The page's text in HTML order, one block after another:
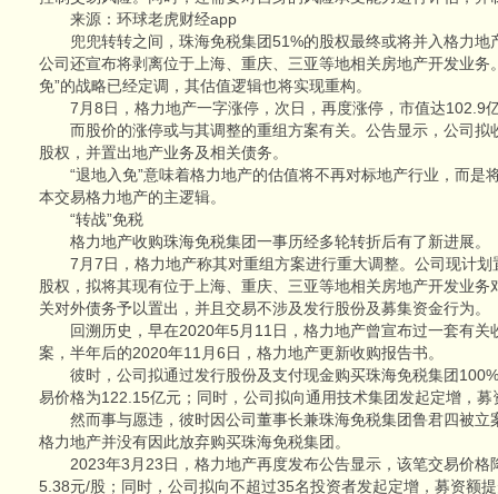
来源：环球老虎财经app
兜兜转转之间，珠海免税集团51%的股权最终或将并入格力地
公司还宣布将剥离位于上海、重庆、三亚等地相关房地产开发业务
免”的战略已经定调，其估值逻辑也将实现重构。
7月8日，格力地产一字涨停，次日，再度涨停，市值达102.9
而股价的涨停或与其调整的重组方案有关。公告显示，公司拟
股权，并置出地产业务及相关债务。
“退地入免”意味着格力地产的估值将不再对标地产行业，而是
本交易格力地产的主逻辑。
“转战”免税
格力地产收购珠海免税集团一事历经多轮转折后有了新进展。
7月7日，格力地产称其对重组方案进行重大调整。公司现计划
股权，拟将其现有位于上海、重庆、三亚等地相关房地产开发业
关对外债务予以置出，并且交易不涉及发行股份及募集资金行为。
回溯历史，早在2020年5月11日，格力地产曾宣布过一套有关
案，半年后的2020年11月6日，格力地产更新收购报告书。
彼时，公司拟通过发行股份及支付现金购买珠海免税集团
易价格为122.15亿元；同时，公司拟向通用技术集团发起定增，
然而事与愿违，彼时因公司董事长兼珠海免税集团鲁君四被立
格力地产并没有因此放弃购买珠海免税集团。
2023年3月23日，格力地产再度发布公告显示，该笔交易价格
5.38元/股；同时，公司拟向不超过35名投资者发起定增，募资额